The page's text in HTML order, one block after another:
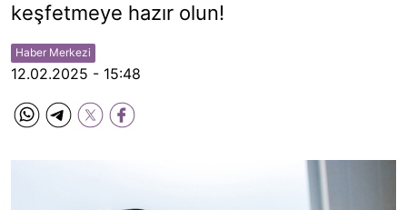
keşfetmeye hazır olun!
Haber Merkezi
12.02.2025 - 15:48